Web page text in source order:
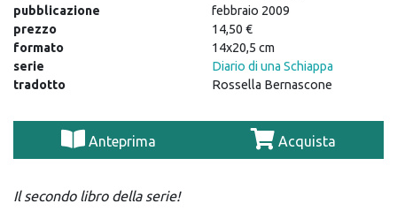
pubblicazione
febbraio 2009
prezzo
14,50 €
formato
14x20,5 cm
serie
Diario di una Schiappa
tradotto
Rossella Bernascone
Anteprima Acquista
Il secondo libro della serie!